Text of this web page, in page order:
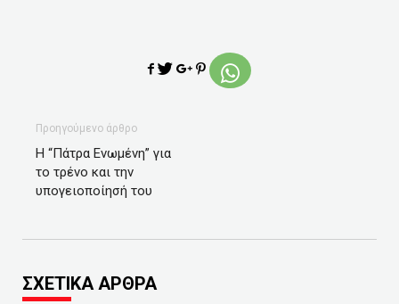
Προηγούμενο άρθρο
Η “Πάτρα Ενωμένη” για
το τρένο και την
υπογειοποίησή του
ΣΧΕΤΙΚΑ ΑΡΘΡΑ